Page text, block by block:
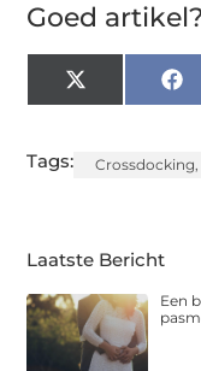
Goed
X
(Twitter)
Tags: Crossdocking,
Laatste Bericht
Een